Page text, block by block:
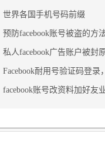
世界各国手机号码前缀
预防facebook账号被盗的方
私人facebook广告账户被封
Facebook耐用号验证码登录
facebook账号改资料加好友